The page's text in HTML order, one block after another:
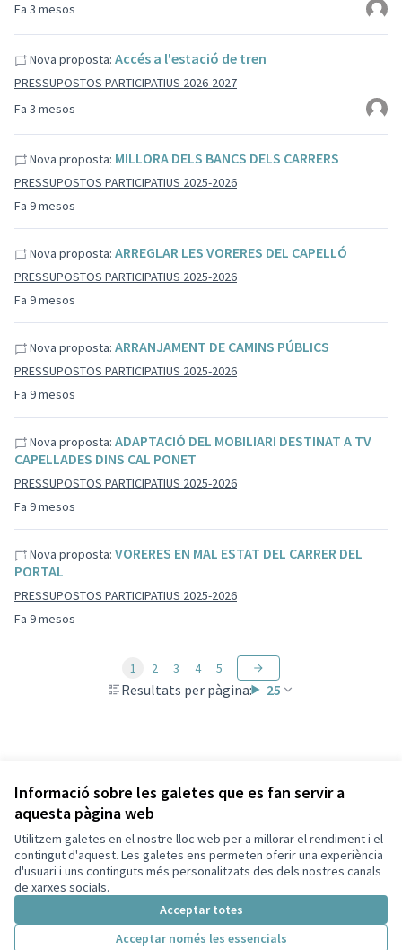
Informació sobre les galetes que es fan servir a
aquesta pàgina web
Utilitzem galetes en el nostre lloc web per a millorar el rendiment i el
contingut d'aquest. Les galetes ens permeten oferir una experiència
d'usuari i uns continguts més personalitzats des dels nostres canals
de xarxes socials.
Acceptar totes
Acceptar només les essencials
Fa 3 mesos
Fa 3 mesos
Nova proposta: Accés a l'estació de tren
PRESSUPOSTOS PARTICIPATIUS 2026-2027
Fa 9 mesos
Nova proposta: MILLORA DELS BANCS DELS CARRERS
PRESSUPOSTOS PARTICIPATIUS 2025-2026
Fa 9 mesos
Nova proposta: ARREGLAR LES VORERES DEL CAPELLÓ
PRESSUPOSTOS PARTICIPATIUS 2025-2026
Fa 9 mesos
Nova proposta: ARRANJAMENT DE CAMINS PÚBLICS
PRESSUPOSTOS PARTICIPATIUS 2025-2026
Fa 9 mesos
Nova proposta: ADAPTACIÓ DEL MOBILIARI DESTINAT A TV
CAPELLADES DINS CAL PONET
PRESSUPOSTOS PARTICIPATIUS 2025-2026
Fa 9 mesos
Nova proposta: VORERES EN MAL ESTAT DEL CARRER DEL
PORTAL
PRESSUPOSTOS PARTICIPATIUS 2025-2026
Resultats per pàgina: 25
1 2 3 4 5
Termes i condicions d'ús
Configuració de les galetes
Capellades a X
(Enllaç extern)
Capellades a Facebook
(Enllaç extern)
Triar la llenguaElegir el idioma